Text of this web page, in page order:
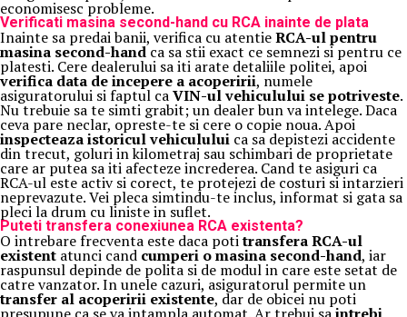
economisesc probleme.
Verificati masina second-hand cu RCA inainte de plata
Inainte sa predai banii, verifica cu atentieRCA-ul pentru
masina second-handca sa stii exact ce semnezi si pentru ce
platesti. Cere dealerului sa iti arate detaliile politei, apoi
verifica data de incepere a acoperirii, numele
asiguratorului si faptul caVIN-ul vehiculului se potriveste.
Nu trebuie sa te simti grabit; un dealer bun va intelege. Daca
ceva pare neclar, opreste-te si cere o copie noua. Apoi
inspecteaza istoricul vehiculului ca sa depistezi accidente
din trecut, goluri in kilometraj sau schimbari de proprietate
care ar putea sa iti afecteze increderea. Cand te asiguri ca
RCA-ul este activ si corect, te protejezi de costuri si intarzieri
neprevazute. Vei pleca simtindu-te inclus, informat si gata sa
pleci la drum cu liniste in suflet.
Puteti transfera conexiunea RCA existenta?
O intrebare frecventa este daca potitransfera RCA-ul
existent atunci cand cumperi o masina second-hand, iar
raspunsul depinde de polita si de modul in care este setat de
catre vanzator. In unele cazuri, asiguratorul permite un
transfer al acoperirii existente, dar de obicei nu poti